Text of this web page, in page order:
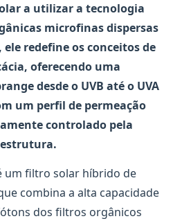
a utilizar a tecnologia
microfinas dispersas
ele redefine os conceitos de
oferecendo uma
desde o UVB até o UVA
um perfil de permeação
controlado pela
um filtro solar híbrido de
combina a alta capacidade
dos filtros orgânicos